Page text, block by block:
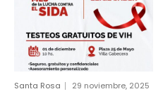
Santa Rosa 29 noviembre, 2025